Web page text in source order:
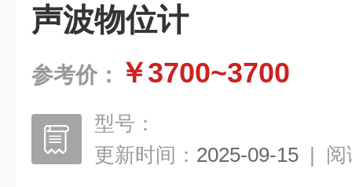
声波物位计
参考价： ￥3700~3700
型号：
更新时间： 2025-09-15 | 阅